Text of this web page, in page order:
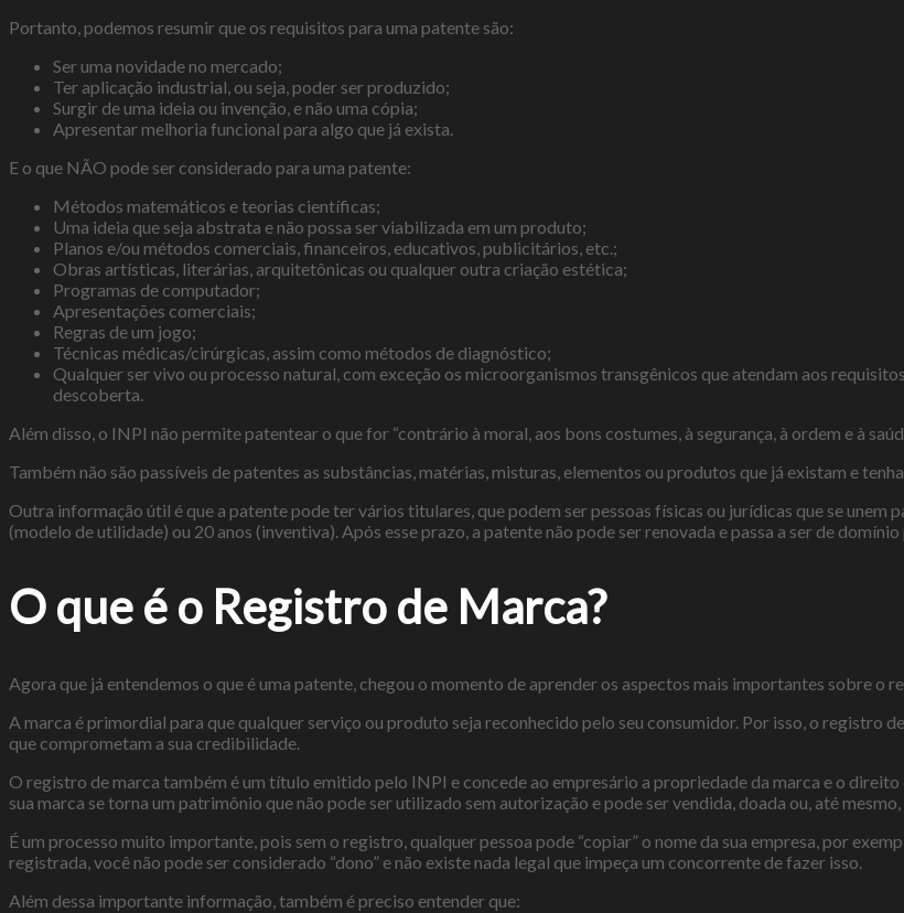
Portanto, podemos resumir que os requisitos para uma patente são:
Ser uma novidade no mercado;
Ter aplicação industrial, ou seja, poder ser produzido;
Surgir de uma ideia ou invenção, e não uma cópia;
Apresentar melhoria funcional para algo que já exista.
E o que NÃO pode ser considerado para uma patente:
Métodos matemáticos e teorias científicas;
Uma ideia que seja abstrata e não possa ser viabilizada em um produto;
Planos e/ou métodos comerciais, financeiros, educativos, publicitários, etc.;
Obras artísticas, literárias, arquitetônicas ou qualquer outra criação estética;
Programas de computador;
Apresentações comerciais;
Regras de um jogo;
Técnicas médicas/cirúrgicas, assim como métodos de diagnóstico;
Qualquer ser vivo ou processo natural, com exceção os microorganismos transgênicos que atendam aos
descoberta.
Além disso, o INPI não permite patentear o que for “contrário à moral, aos bons costumes, à segurança, à ordem e à
Também não são passíveis de patentes as substâncias, matérias, misturas, elementos ou produtos que já existam e
Outra informação útil é que a patente pode ter vários titulares, que podem ser pessoas físicas ou jurídicas que se
(modelo de utilidade) ou 20 anos (inventiva). Após esse prazo, a patente não pode ser renovada e passa a ser de domínio
O que é o Registro de Marca?
Agora que já entendemos o que é uma patente, chegou o momento de aprender os aspectos mais importantes sobre o
A marca é primordial para que qualquer serviço ou produto seja reconhecido pelo seu consumidor. Por isso, o registro
que comprometam a sua credibilidade.
O registro de marca também é um título emitido pelo INPI e concede ao empresário a propriedade da marca e o
sua marca se torna um patrimônio que não pode ser utilizado sem autorização e pode ser vendida, doada ou, até
É um processo muito importante, pois sem o registro, qualquer pessoa pode “copiar” o nome da sua empresa, por
registrada, você não pode ser considerado “dono” e não existe nada legal que impeça um concorrente de fazer isso.
Além dessa importante informação, também é preciso entender que: